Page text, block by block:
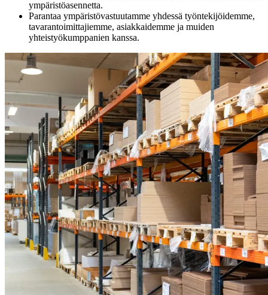
ympäristöasennetta.
Parantaa ympäristövastuutamme yhdessä työntekijöidemme,
tavarantoimittajiemme, asiakkaidemme ja muiden
yhteistyökumppanien kanssa.